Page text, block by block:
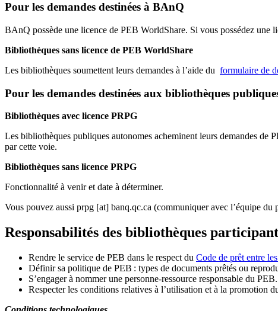
Pour les demandes destinées à BAnQ
BAnQ possède une licence de PEB WorldShare. Si vous possédez
Bibliothèques sans licence de PEB WorldShare
Les bibliothèques soumettent leurs demandes à l’aide du formulaire de
Pour les demandes destinées aux bibliothèques
Bibliothèques avec licence PRPG
Les bibliothèques publiques autonomes acheminent leurs demandes de
par cette voie.
Bibliothèques sans licence PRPG
Fonctionnalité à venir et date à déterminer.
Vous pouvez aussi prpg [at] banq.qc.ca (communiquer avec l’équipe
Responsabilités des bibliothèques
Rendre le service de PEB dans le respect du Code de prêt entre
Définir sa politique de PEB : types de documents prêtés ou
S’engager à nommer une personne-ressource responsable du PEB.
Respecter les conditions relatives à l’utilisation et à la promotion